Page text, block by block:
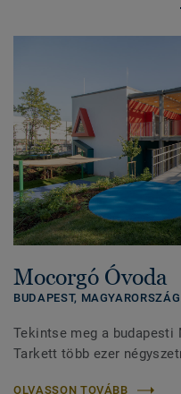
Mocorgó Óvoda
BUDAPEST, MAGYARORSZÁG
Tekintse meg a budapesti
Tarkett több ezer
OLVASSON TOVÁBB